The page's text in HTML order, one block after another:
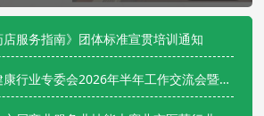
店服务指南》团体标准宣贯培训通知
关于召开医药健康行业专委会2026年半年工作交流会暨供需对接专场活动的通知